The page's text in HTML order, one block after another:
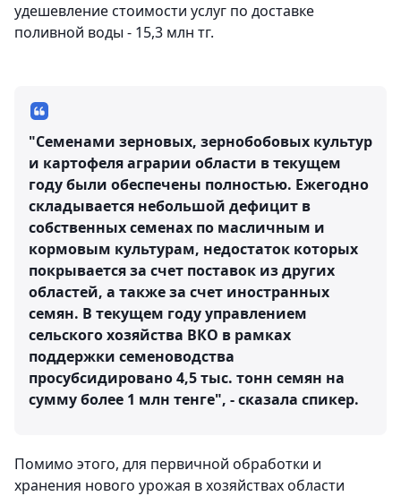
удешевление стоимости услуг по доставке
поливной воды - 15,3 млн тг.
"Семенами зерновых, зернобобовых культур
и картофеля аграрии области в текущем
году были обеспечены полностью. Ежегодно
складывается небольшой дефицит в
собственных семенах по масличным и
кормовым культурам, недостаток которых
покрывается за счет поставок из других
областей, а также за счет иностранных
семян. В текущем году управлением
сельского хозяйства ВКО в рамках
поддержки семеноводства
просубсидировано 4,5 тыс. тонн семян на
сумму более 1 млн тенге", - сказала спикер.
Помимо этого, для первичной обработки и
хранения нового урожая в хозяйствах области